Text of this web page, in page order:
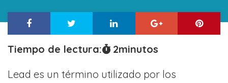
Tiempo de lectura: 2minutos
Lead es un término utilizado por los